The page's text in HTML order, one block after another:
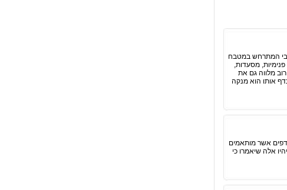
המתרחש במטבח
מסעדות,
מלווה גם את
אותו הוא מנקה
אשר מותאמים
אלה שיאמרו כי